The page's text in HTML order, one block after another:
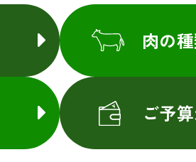
肉の
ご予